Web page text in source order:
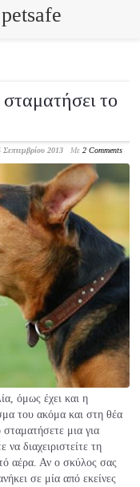
το
Σεπτεμβρίου 2013 Με2 Comments
όμως έχει και η
του ακόμα και στη θέα
μια για
διαχειριστείτε τη
αέρα. Αν ο σκύλος σας
σε μία από εκείνες